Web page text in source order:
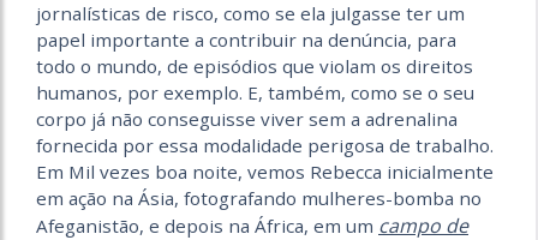
jornalísticas de risco, como se ela julgasse ter um
papel importante a contribuir na denúncia, para
todo o mundo, de episódios que violam os direitos
humanos, por exemplo. E, também, como se o seu
corpo já não conseguisse viver sem a adrenalina
fornecida por essa modalidade perigosa de trabalho.
Em Mil vezes boa noite, vemos Rebecca inicialmente
em ação na Ásia, fotografando mulheres-bomba no
Afeganistão, e depois na África, em um campo de